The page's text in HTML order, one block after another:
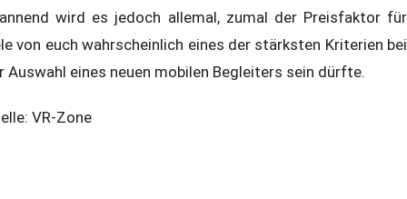
wird es jedoch allemal, zumal der Preisfaktor für
von euch wahrscheinlich eines der stärksten Kriterien bei
Auswahl eines neuen mobilen Begleiters sein dürfte.
VR-Zone